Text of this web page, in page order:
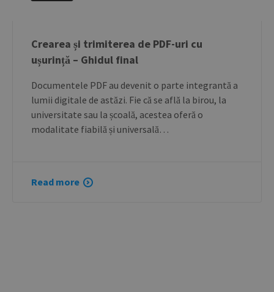
Crearea și trimiterea de PDF-uri cu
ușurință – Ghidul final
Documentele PDF au devenit o parte integrantă a
lumii digitale de astăzi. Fie că se află la birou, la
universitate sau la școală, acestea oferă o
modalitate fiabilă și universală…
Read more